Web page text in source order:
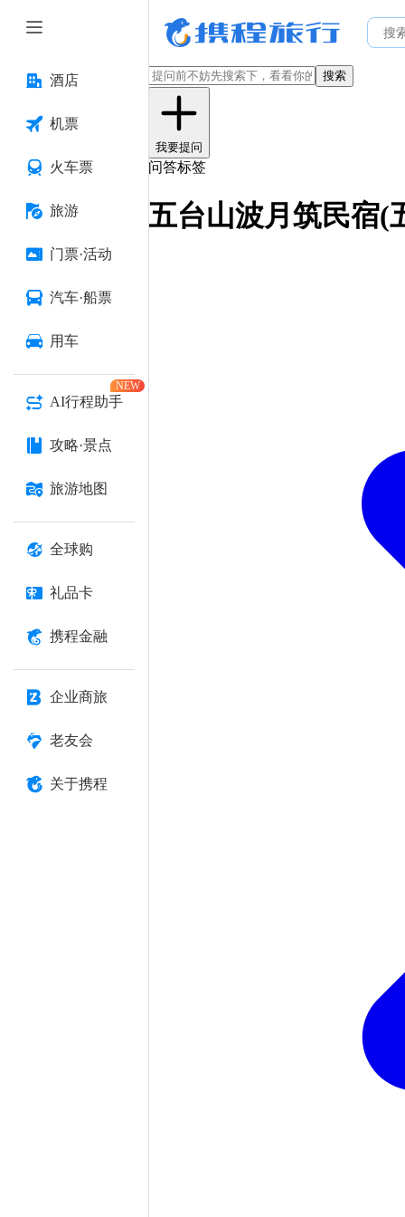
酒店
机票
火车票
旅游
门票·活动
汽车·船票
用车
AI行程助手
NEW
攻略·景点
旅游地图
全球购
礼品卡
携程金融
企业商旅
老友会
关于携程
搜索
我要提问
问答标签
五台山波月筑民宿(